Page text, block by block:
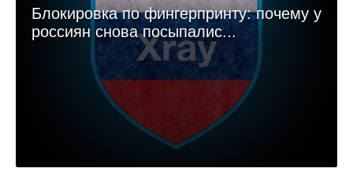
Блокировка по фингерпринту: почему у
россиян снова посыпалис...